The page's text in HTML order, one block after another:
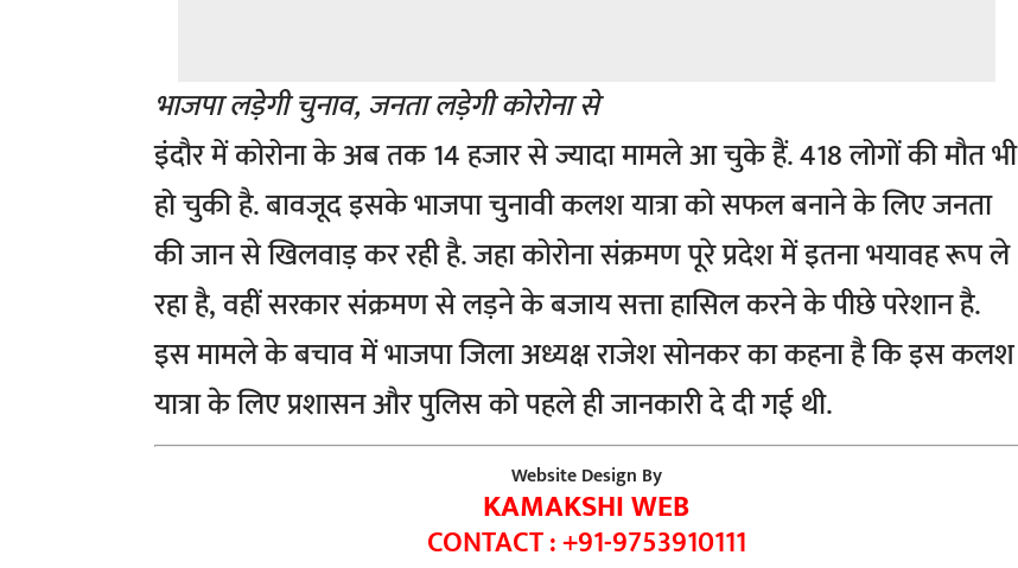
भाजपा लड़ेगी चुनाव, जनता लड़ेगी कोरोना से
इंदौर में कोरोना के अब तक 14 हजार से ज्यादा मामले आ चुके हैं. 418 लोगों की मौत भी
हो चुकी है. बावजूद इसके भाजपा चुनावी कलश यात्रा को सफल बनाने के लिए जनता
की जान से खिलवाड़ कर रही है. जहा कोरोना संक्रमण पूरे प्रदेश में इतना भयावह रूप ले
रहा है, वहीं सरकार संक्रमण से लड़ने के बजाय सत्ता हासिल करने के पीछे परेशान है.
इस मामले के बचाव में भाजपा जिला अध्यक्ष राजेश सोनकर का कहना है कि इस कलश
यात्रा के लिए प्रशासन और पुलिस को पहले ही जानकारी दे दी गई थी.
Website Design By
KAMAKSHI WEB
CONTACT : +91-9753910111